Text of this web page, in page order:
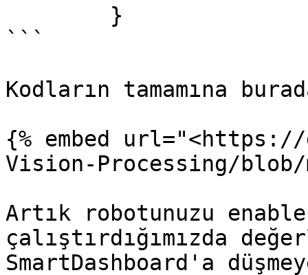
```
Kodların tamamına
{% embed url="<https://
Vision-Processing/
Artık robotunuzu
çalıştırdığımızda